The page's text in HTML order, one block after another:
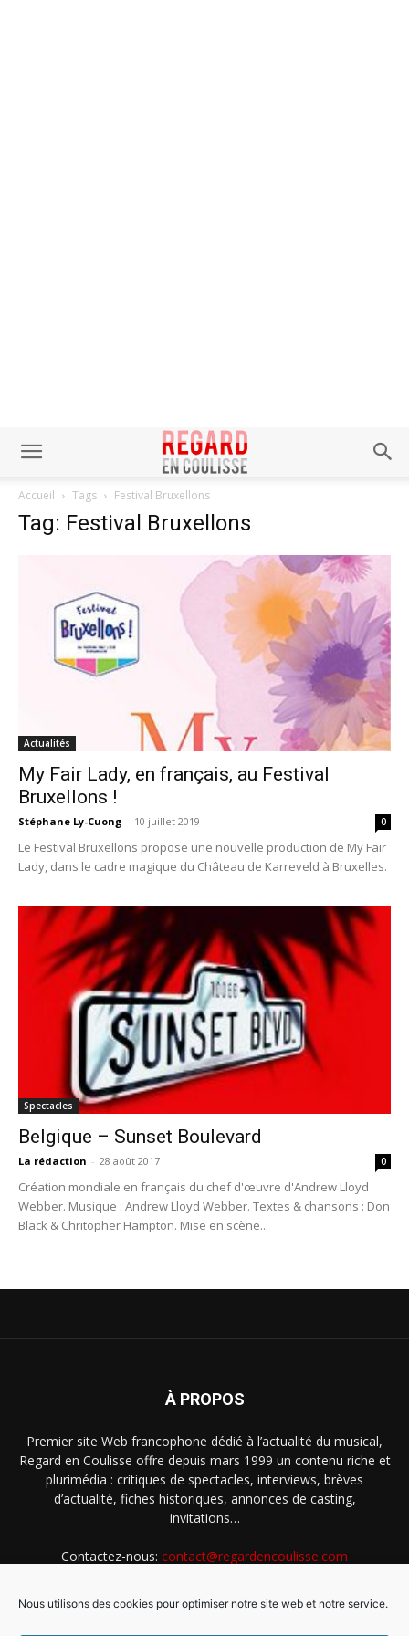
Nous utilisons des cookies pour optimiser notre site web et notre service.
Accueil Tags Festival Bruxellons
Tag: Festival Bruxellons
Actualités
My Fair Lady, en français, au Festival
Bruxellons !
Stéphane Ly-Cuong - 10 juillet 2019 0
Le Festival Bruxellons propose une nouvelle production de My Fair
Lady, dans le cadre magique du Château de Karreveld à Bruxelles.
Spectacles
Belgique – Sunset Boulevard
La rédaction - 28 août 2017 0
Création mondiale en français du chef d'œuvre d'Andrew Lloyd
Webber. Musique : Andrew Lloyd Webber. Textes & chansons : Don
Black & Chritopher Hampton. Mise en scène...
À PROPOS
Premier site Web francophone dédié à l’actualité du musical,
Regard en Coulisse offre depuis mars 1999 un contenu riche et
plurimédia : critiques de spectacles, interviews, brèves
d’actualité, fiches historiques, annonces de casting,
invitations…
Contactez-nous: contact@regardencoulisse.com